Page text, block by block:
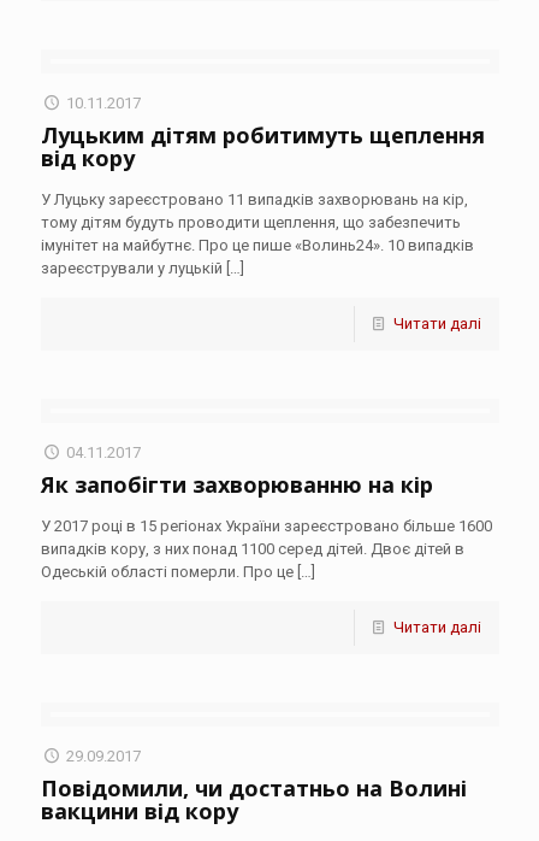
10.11.2017
Луцьким дітям робитимуть щеплення
від кору
У Луцьку зареєстровано 11 випадків захворювань на кір,
тому дітям будуть проводити щеплення, що забезпечить
імунітет на майбутнє. Про це пише «Волинь24». 10 випадків
зареєстрували у луцькій
Читати далі
04.11.2017
Як запобігти захворюванню на кір
У 2017 році в 15 регіонах України зареєстровано більше 1600
випадків кору, з них понад 1100 серед дітей. Двоє дітей в
Одеській області померли. Про це[…]
Читати далі
29.09.2017
Повідомили, чи достатньо на Волині
вакцини від кору